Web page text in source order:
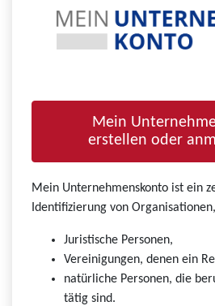
Mein
erstellen oder
Mein Unternehmenskonto ist ein
Identifizierung von
Juristische Personen,
Vereinigungen, denen ein
natürliche Personen, die
tätig sind.